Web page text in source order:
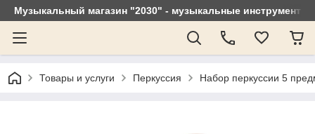
Музыкальный магазин "2030" - музыкальные
Товары и услуги Перкуссия Набор перкуссии 5